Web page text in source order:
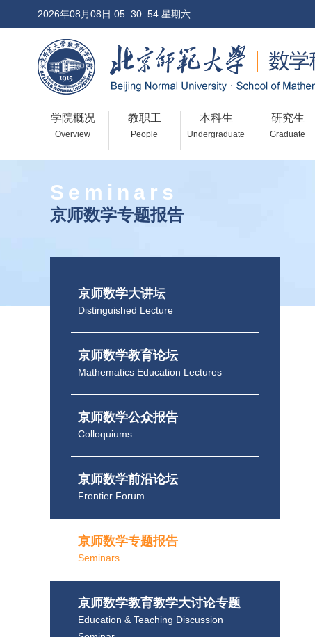
2026年08月08日 05 :30 :54 星期六
学院概况
Overview
教职工
People
本科生
Undergraduate
研究生
Graduate
Seminars
京师数学专题报告
京师数学大讲坛
Distinguished Lecture
京师数学教育论坛
Mathematics Education Lectures
京师数学公众报告
Colloquiums
京师数学前沿论坛
Frontier Forum
京师数学专题报告
Seminars
京师数学教育教学大讨论专题
Education & Teaching Discussion